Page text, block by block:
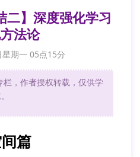
二】深度强化学习
法论
期一 05点15分
，作者授权转载，仅供学
篇